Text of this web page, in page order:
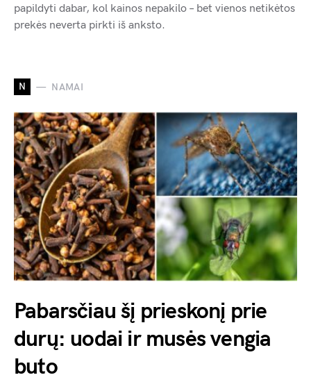
papildyti dabar, kol kainos nepakilo – bet vienos netikėtos
prekės neverta pirkti iš anksto.
N NAMAI
Pabarsčiau šį prieskonį prie
durų: uodai ir musės vengia
buto